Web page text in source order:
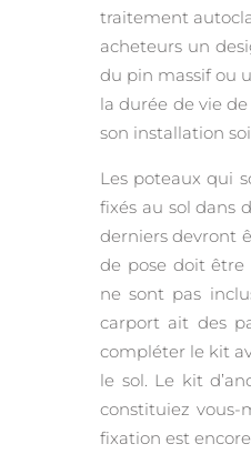
traitement
acheteurs un
du pin massif ou
la durée de vie
son installation
Les poteaux qui
fixés au sol dans
derniers devront
de pose doit être
ne sont pas
carport ait des
compléter le kit
le sol. Le kit
constituiez vous-
fixation est